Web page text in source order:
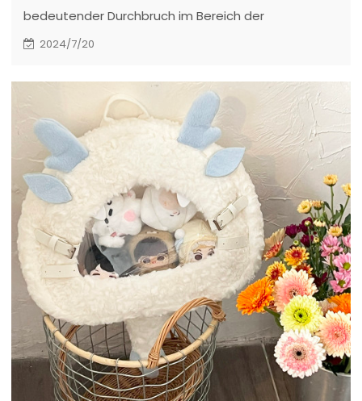
bedeutender Durchbruch im Bereich der
Spielzeugherstellung gelungen, indem es die
2024/7/20